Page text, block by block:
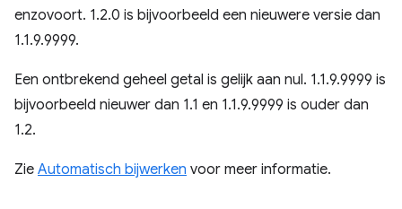
enzovoort. 1.2.0 is bijvoorbeeld een nieuwere versie dan
1.1.9.9999.
Een ontbrekend geheel getal is gelijk aan nul. 1.1.9.9999 is
bijvoorbeeld nieuwer dan 1.1 en 1.1.9.9999 is ouder dan
1.2.
Zie Automatisch bijwerken voor meer informatie.